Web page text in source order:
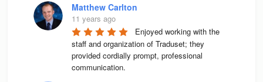
Matthew Carlton
11 years ago
Enjoyed working with the
staff and organization of Traduset; they
provided cordially prompt, professional
communication.